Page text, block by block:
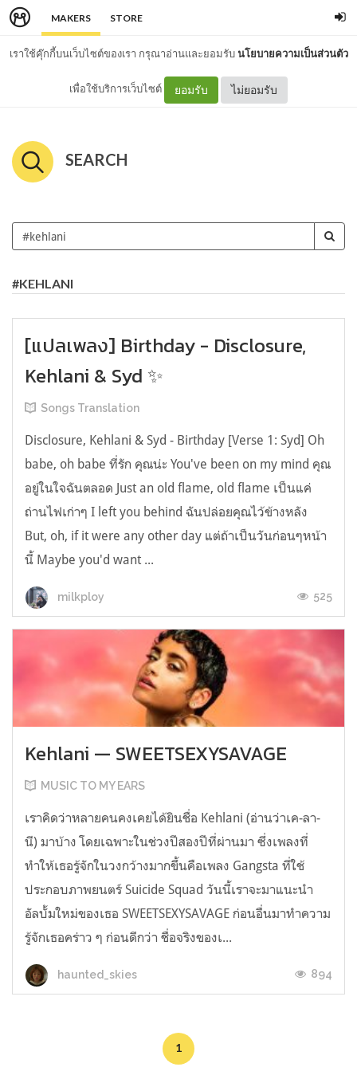
MAKERS STORE
เราใช้คุ๊กกี้บนเว็บไซต์ของเรา กรุณาอ่านและยอมรับนโยบายความเป็นส่วนตัว
เพื่อใช้บริการเว็บไซต์ ยอมรับ ไม่ยอมรับ
SEARCH
#KEHLANI
[แปลเพลง] Birthday - Disclosure,
Kehlani & Syd ✨
Songs Translation
Disclosure, Kehlani & Syd - Birthday [Verse 1: Syd] Oh
babe, oh babe ที่รัก คุณน่ะ You've been on my mind คุณ
อยู่ในใจฉันตลอด Just an old flame, old flame เป็นแค่
ถ่านไฟเก่าๆ I left you behind ฉันปล่อยคุณไว้ข้างหลัง
But, oh, if it were any other day แต่ถ้าเป็นวันก่อนๆหน้า
นี้ Maybe you'd want ...
milkploy 525
Kehlani — SWEETSEXYSAVAGE
MUSIC TO MY EARS
เราคิดว่าหลายคนคงเคยได้ยินชื่อ Kehlani (อ่านว่าเค-ลา-
นี) มาบ้าง โดยเฉพาะในช่วงปีสองปีที่ผ่านมา ซึ่งเพลงที่
ทำให้เธอรู้จักในวงกว้างมากขึ้นคือเพลง Gangsta ที่ใช้
ประกอบภาพยนตร์ Suicide Squad วันนี้เราจะมาแนะนำ
อัลบั้มใหม่ของเธอ SWEETSEXYSAVAGE ก่อนอื่นมาทำความ
รู้จักเธอคร่าว ๆ ก่อนดีกว่า ชื่อจริงของเ...
haunted_skies 894
1